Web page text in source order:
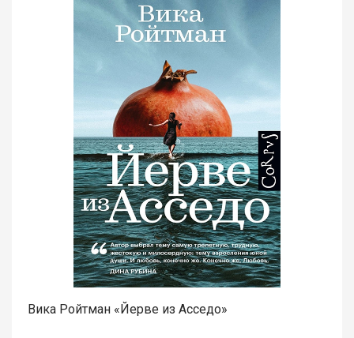
Вика Ройтман «Йерве из Асседо»